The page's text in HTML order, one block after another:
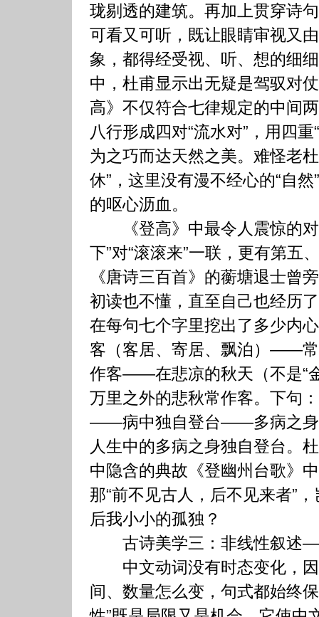
珑剔透的建筑。再加上贯穿诗
可看又可听，既让眼睛审视又
象，都得经受视、听、想的细
中，杜甫显示出无疑是驾驭对
高》不仅符合七律规定的中间
八行形成四对“流水对”，用四
为之巧而达天然之美。难怪老
休”，这里没有漫不经心的“自
的呕心沥血。
《登高》中最令人震惊的对
下”对“滚滚来”一联，更有第五
《唐诗三百首》的蘅塘退士曾
初读也不懂，直至自己也经历
在每句七个字里挖出了多少内
客（客居、寄居、飘泊）——
作客——在悲凉的秋天（不是“
万里之外的悲秋常作客。下句
——病中独自登台——多病之
人生中的多病之身独自登台。
中隐含的典故《登幽州台歌》
那“前不见古人，后不见来者”
后我小小的孤独？
古诗美学三：非线性叙述
中文动词没有时态变化，因
间、数量怎么变，句式都始终